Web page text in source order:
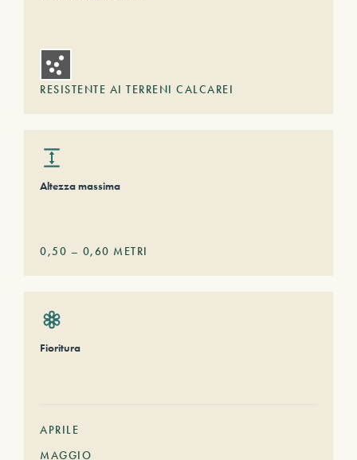
RESISTENTE AI TERRENI CALCAREI
Altezza massima
0,50 – 0,60 METRI
Fioritura
APRILE
MAGGIO